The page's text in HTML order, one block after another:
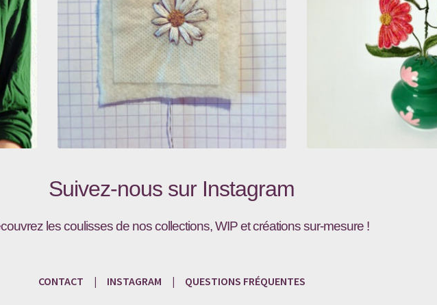
Suivez-nous sur Instagram
les coulisses de nos collections, WIP et créations sur-mesure !
CONTACT | INSTAGRAM | QUESTIONS FRÉQUENTES